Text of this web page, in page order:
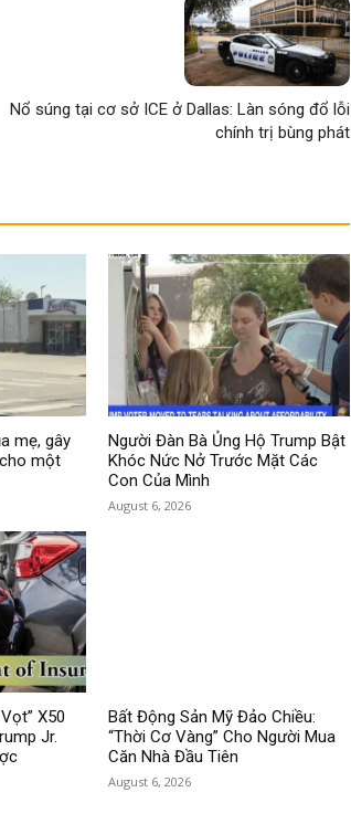
Nổ súng tại cơ sở ICE ở Dallas: Làn sóng đổ lỗi
chính trị bùng phát
mẹ, gây
một
Người Đàn Bà Ủng Hộ Trump Bật
Khóc Nức Nở Trước Mặt Các
Con Của Mình
August 6, 2026
X50
Jr.
Bất Động Sản Mỹ Đảo Chiều:
“Thời Cơ Vàng” Cho Người Mua
Căn Nhà Đầu Tiên
August 6, 2026